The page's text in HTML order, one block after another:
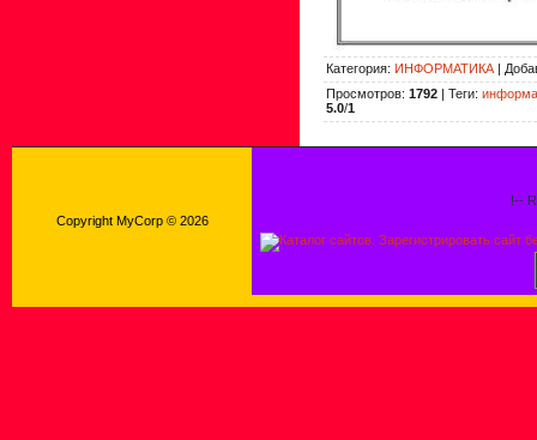
Категория: ИНФОРМАТИКА |
Просмотров: 1792 | Теги:
5.0/1
Copyright MyCorp © 2026
!--